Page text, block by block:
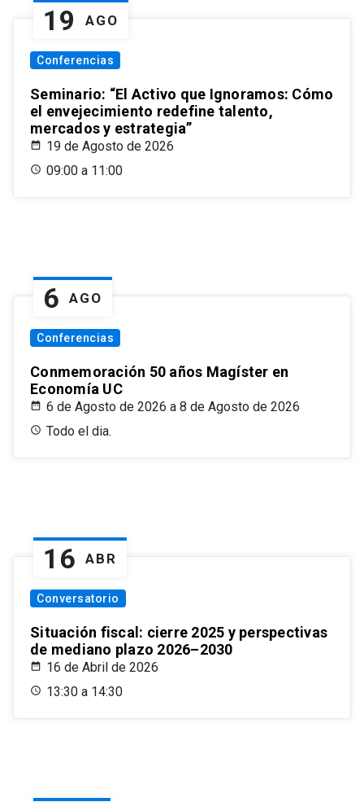
19 AGO
Conferencias
Seminario: “El Activo que Ignoramos: Cómo
el envejecimiento redefine talento,
mercados y estrategia”
19 de Agosto de 2026
09:00 a 11:00
6 AGO
Conferencias
Conmemoración 50 años Magíster en
Economía UC
6 de Agosto de 2026 a 8 de Agosto de 2026
Todo el dia.
16 ABR
Conversatorio
Situación fiscal: cierre 2025 y perspectivas
de mediano plazo 2026–2030
16 de Abril de 2026
13:30 a 14:30